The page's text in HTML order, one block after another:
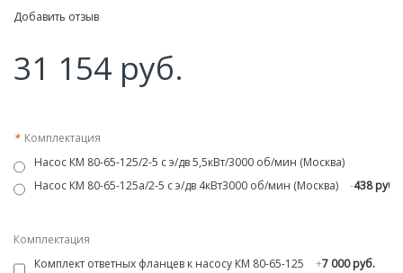
Добавить отзыв
31 154 руб.
* Комплектация
Насос КМ 80-65-125/2-5 с э/дв 5,5кВт/3000 об/мин (Москва)
Насос КМ 80-65-125а/2-5 с э/дв 4кВт3000 об/мин (Москва)
-438 руб.
Комплектация
Комплект ответных фланцев к насосу КМ 80-65-125
+7 000 руб.